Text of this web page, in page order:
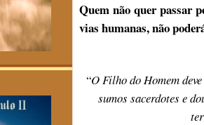
Quem não quer passar
vias humanas, não
“O Filho do Homem
sumos sacerdotes e